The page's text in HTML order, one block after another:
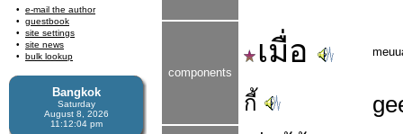
e-mail the author
guestbook
site settings
site news
bulk lookup
Bangkok
Saturday
August 8, 2026
11:12:04 pm
components
เมื่อ
กี้